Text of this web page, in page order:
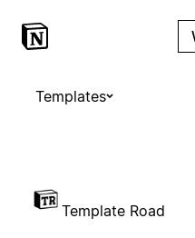
Templates
Template Road